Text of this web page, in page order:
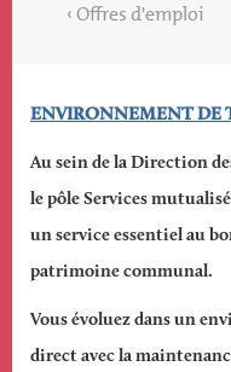
Recherche
Offres d'emploi
Descriptif
ENVIRONNEMENT DE
Au sein de la Direction
le pôle Services
un service essentiel au
patrimoine communal.
Vous évoluez dans un
direct avec la